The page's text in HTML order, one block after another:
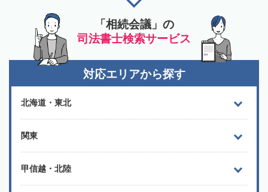
「相続会議」の
司法書士検索サービス
対応エリアから探す
北海道・東北
関東
甲信越・北陸